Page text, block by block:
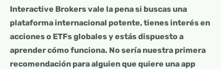
Interactive Brokers vale la pena si buscas una
plataforma internacional potente, tienes interés en
acciones o ETFs globales y estás dispuesto a
aprender cómo funciona. No sería nuestra primera
recomendación para alguien que quiere una app